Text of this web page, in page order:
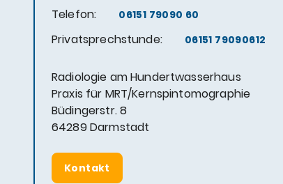
Telefon: 06151 79090 60
Privatsprechstunde: 06151 79090612
Radiologie am Hundertwasserhaus
Praxis für MRT/Kernspintomographie
Büdingerstr. 8
64289 Darmstadt
Kontakt